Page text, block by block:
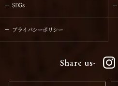
SDGs
プライバシーポリシー
Share us-